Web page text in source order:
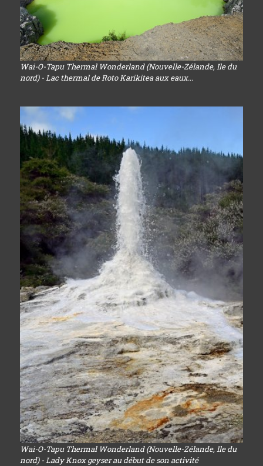
Wai-O-Tapu Thermal Wonderland (Nouvelle-Zélande, Ile du
nord) - Lac thermal de Roto Karikitea aux eaux...
Wai-O-Tapu Thermal Wonderland (Nouvelle-Zélande, Ile du
nord) - Lady Knox geyser au début de son activité